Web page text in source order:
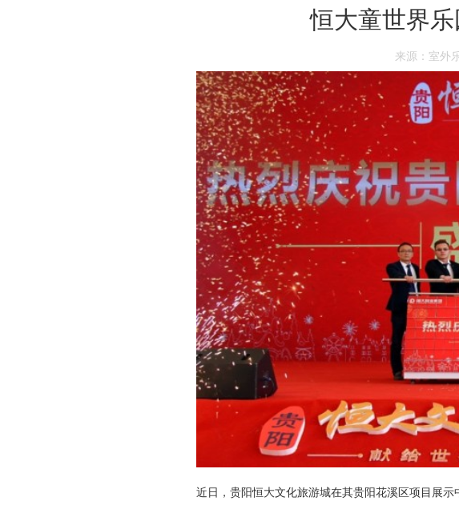
恒大童世界
来源：室外
近日，贵阳恒大文化旅游城在其贵阳花溪区项目展